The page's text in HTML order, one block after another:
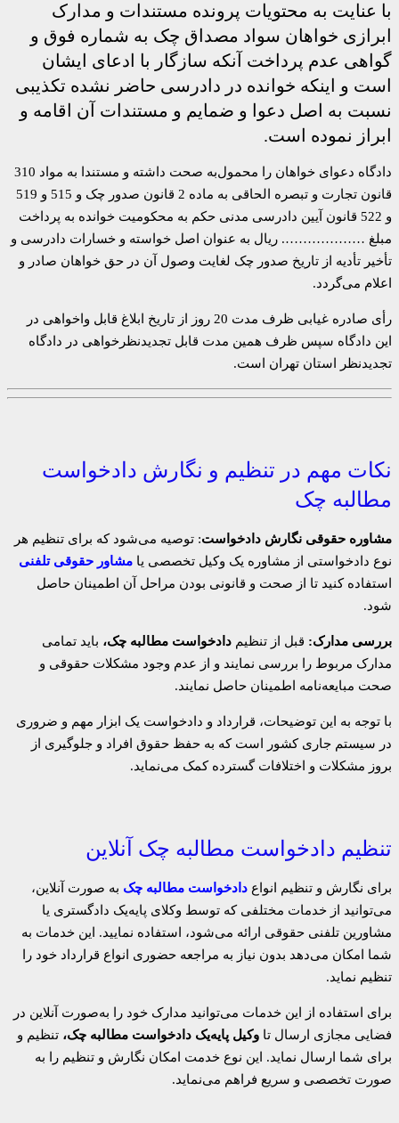
با عنایت به محتویات پرونده مستندات و مدارک
ابرازی خواهان سواد مصداق چک به شماره فوق و
گواهی عدم پرداخت آنکه سازگار با ادعای ایشان
است و اینکه خوانده در دادرسی حاضر نشده تکذیبی
نسبت به اصل دعوا و ضمایم و مستندات آن اقامه و
ابراز نموده است.
دادگاه دعوای خواهان را محمول‌به صحت داشته و مستندا به مواد 310
قانون تجارت و تبصره الحاقی به ماده 2 قانون صدور چک و 515 و 519
و 522 قانون آیین دادرسی مدنی حکم به محکومیت خوانده به پرداخت
مبلغ ………………. ریال به عنوان اصل خواسته و خسارات دادرسی و
تأخیر تأدیه از تاریخ صدور چک لغایت وصول آن در حق خواهان صادر و
اعلام می‌گردد.
رأی صادره غیابی ظرف مدت 20 روز از تاریخ ابلاغ قابل واخواهی در
این دادگاه سپس ظرف همین مدت قابل تجدیدنظرخواهی در دادگاه
تجدیدنظر استان تهران است.
نکات مهم در تنظیم و نگارش دادخواست
مطالبه چک
مشاوره حقوقی نگارش دادخواست: توصیه می‌شود که برای تنظیم هر
نوع دادخواستی از مشاوره یک وکیل تخصصی یا مشاور حقوقی تلفنی
استفاده کنید تا از صحت و قانونی بودن مراحل آن اطمینان حاصل
شود.
بررسی مدارک: قبل از تنظیم دادخواست مطالبه چک، باید تمامی
مدارک مربوط را بررسی نمایند و از عدم وجود مشکلات حقوقی و
صحت مبایعه‌نامه اطمینان حاصل نمایند.
با توجه به این توضیحات، قرارداد و دادخواست یک ابزار مهم و ضروری
در سیستم جاری کشور است که به حفظ حقوق افراد و جلوگیری از
بروز مشکلات و اختلافات گسترده کمک می‌نماید.
تنظیم دادخواست مطالبه چک آنلاین
برای نگارش و تنظیم انواع دادخواست مطالبه چک به ‌صورت آنلاین،
می‌توانید از خدمات مختلفی که توسط وکلای پایه‌یک دادگستری یا
مشاورین تلفنی حقوقی ارائه می‌شود، استفاده نمایید. این خدمات به
شما امکان می‌دهد بدون نیاز به مراجعه حضوری انواع قرارداد خود را
تنظیم نماید.
برای استفاده از این خدمات می‌توانید مدارک خود را به‌صورت آنلاین در
فضایی مجازی ارسال تا وکیل پایه‌یک دادخواست مطالبه چک، تنظیم و
برای شما ارسال نماید. این نوع خدمت امکان نگارش و تنظیم را به
‌صورت تخصصی و سریع فراهم می‌نماید.